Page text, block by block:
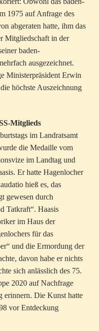
1975 auf Anfrage des
abgeraten hatte, ihm das
Mitgliedschaft in der
baden-
ausgezeichnet.
Ministerpräsident Erwin
höchste Auszeichnung
Mitglieds
im Landratsamt
die Medaille vom
im Landtag und
Er hatte Hagenlocher
hieß es, das
gewesen durch
Tatkraft“. Haasis
im Haus der
für das
und die Ermordung der
davon habe er nichts
sich anlässlich des 75.
2020 auf Nachfrage
erinnern. Die Kunst hatte
vor Entdeckung